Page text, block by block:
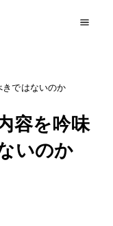
ではないのか
容を吟味
いのか